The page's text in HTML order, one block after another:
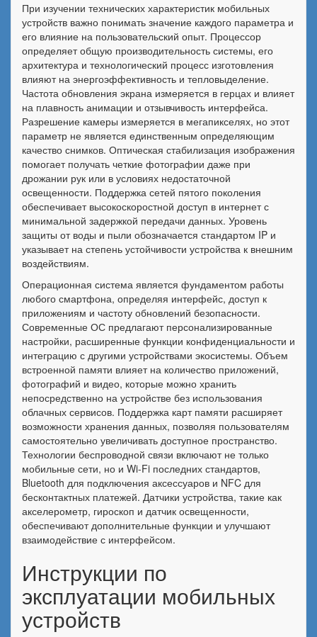
При изучении технических характеристик мобильных
устройств важно понимать значение каждого параметра и
его влияние на пользовательский опыт. Процессор
определяет общую производительность системы, его
архитектура и технологический процесс изготовления
влияют на энергоэффективность и тепловыделение.
Частота обновления экрана измеряется в герцах и влияет
на плавность анимации и отзывчивость интерфейса.
Разрешение камеры измеряется в мегапикселях, но этот
параметр не является единственным определяющим
качество снимков. Оптическая стабилизация изображения
помогает получать четкие фотографии даже при
дрожании рук или в условиях недостаточной
освещенности. Поддержка сетей пятого поколения
обеспечивает высокоскоростной доступ в интернет с
минимальной задержкой передачи данных. Уровень
защиты от воды и пыли обозначается стандартом IP и
указывает на степень устойчивости устройства к внешним
воздействиям.
Операционная система является фундаментом работы
любого смартфона, определяя интерфейс, доступ к
приложениям и частоту обновлений безопасности.
Современные ОС предлагают персонализированные
настройки, расширенные функции конфиденциальности и
интеграцию с другими устройствами экосистемы. Объем
встроенной памяти влияет на количество приложений,
фотографий и видео, которые можно хранить
непосредственно на устройстве без использования
облачных сервисов. Поддержка карт памяти расширяет
возможности хранения данных, позволяя пользователям
самостоятельно увеличивать доступное пространство.
Технологии беспроводной связи включают не только
мобильные сети, но и Wi-Fi последних стандартов,
Bluetooth для подключения аксессуаров и NFC для
бесконтактных платежей. Датчики устройства, такие как
акселерометр, гироскоп и датчик освещенности,
обеспечивают дополнительные функции и улучшают
взаимодействие с интерфейсом.
Инструкции по
эксплуатации мобильных
устройств